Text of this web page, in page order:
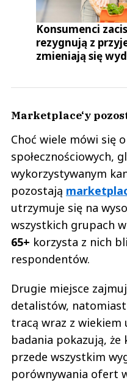
Konsumenci
rezygnują z
zmieniają się
Marketplace‘y
Choć wiele mówi się
społecznościowych,
wykorzystywanym
pozostają
utrzymuje się na
wszystkich grupach
65+ korzysta z nich
respondentów.
Drugie miejsce
detalistów,
tracą wraz z wiekiem
badania pokazują, że
przede wszystkim
porównywania ofert